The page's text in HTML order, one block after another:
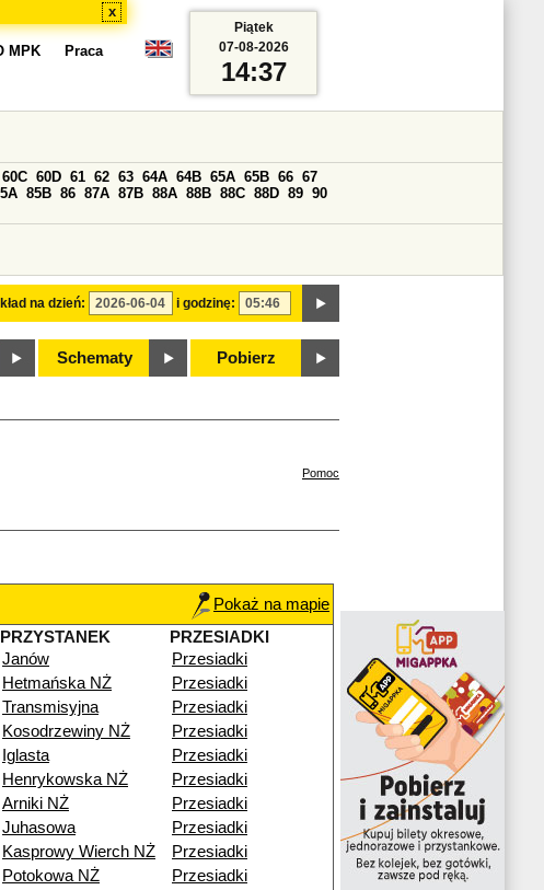
x
MPK Praca
na dzień: i godzinę:
60C 60D 61 62 63 64A 64B 65A 65B 66 67
85B 86 87A 87B 88A 88B 88C 88D 89 90
Schematy Pobierz
Piątek
07-08-2026
14:37
Pomoc
Pokaż na mapie
PRZYSTANEK
PRZESIADKI
Janów
Przesiadki
Hetmańska NŻ
Przesiadki
Transmisyjna
Przesiadki
Kosodrzewiny NŻ
Przesiadki
Iglasta
Przesiadki
Henrykowska NŻ
Przesiadki
Arniki NŻ
Przesiadki
Juhasowa
Przesiadki
Kasprowy Wierch NŻ
Przesiadki
Potokowa NŻ
Przesiadki